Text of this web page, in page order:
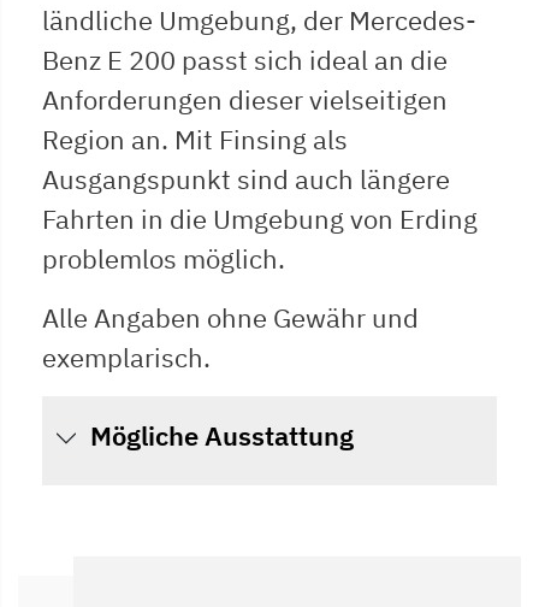
ländliche Umgebung, der Mercedes-
Benz E 200 passt sich ideal an die
Anforderungen dieser vielseitigen
Region an. Mit Finsing als
Ausgangspunkt sind auch längere
Fahrten in die Umgebung von Erding
problemlos möglich.
Alle Angaben ohne Gewähr und
exemplarisch.
Mögliche Ausstattung